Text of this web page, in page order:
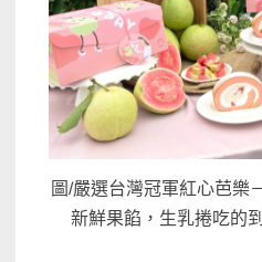
圖/嚴選台灣冠軍紅心芭樂
新鮮果餡，生乳捲吃的